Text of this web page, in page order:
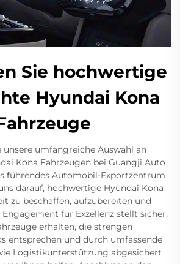
Sie hochwertige
Hyundai Kona
unsere umfangreiche Auswahl an
Kona Fahrzeugen bei Guangji Auto
führendes Automobil-Exportzentrum
darauf, hochwertige Hyundai Kona
zu beschaffen, aufzubereiten und
Engagement für Exzellenz stellt sicher,
erhalten, die strengen
entsprechen und durch umfassende
Logistikunterstützung abgesichert